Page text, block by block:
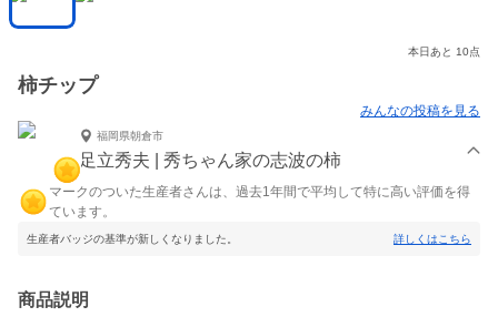
本日あと 10点
柿チップ
みんなの投稿を見る
福岡県朝倉市
足立秀夫 | 秀ちゃん家の志波の柿
マークのついた生産者さんは、過去1年間で平均して特に高い評価を得
ています。
生産者バッジの基準が新しくなりました。 詳しくはこちら
商品説明